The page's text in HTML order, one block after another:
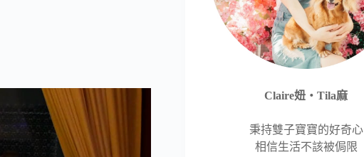
Claire妞‧Tila麻
秉持雙子寶寶的好奇心
相信生活不該被侷限